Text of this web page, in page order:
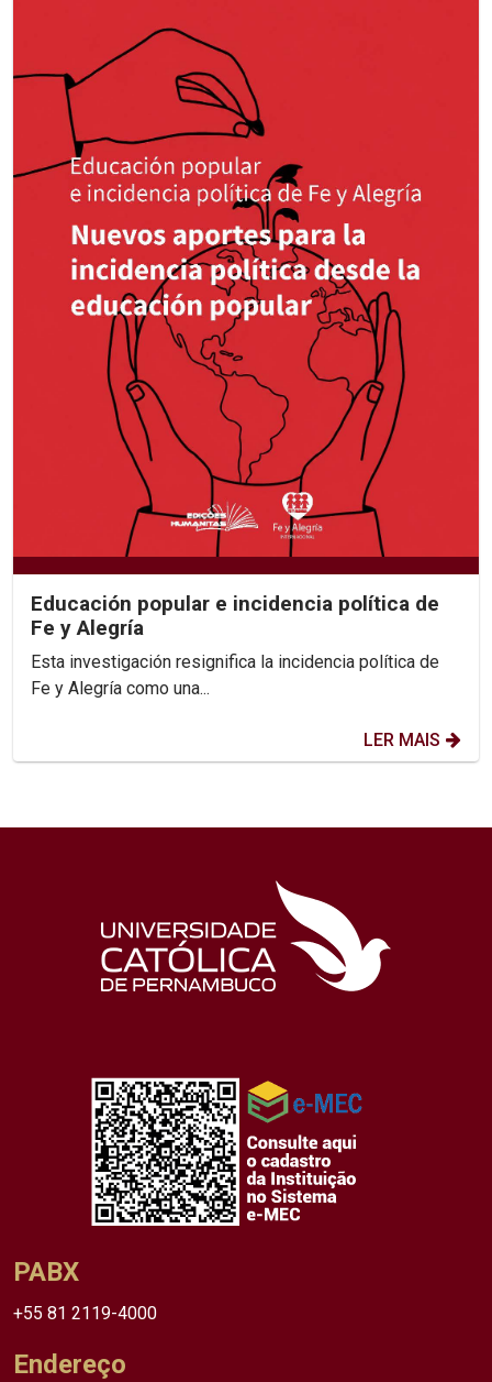
Educación popular e incidencia política de
Fe y Alegría
Esta investigación resignifica la incidencia política de
Fe y Alegría como una...
LER MAIS
PABX
+55 81 2119-4000
Endereço